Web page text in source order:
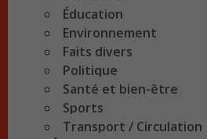
Éducation
Environnement
Faits divers
Politique
Santé et bien-être
Sports
Transport / Circulation